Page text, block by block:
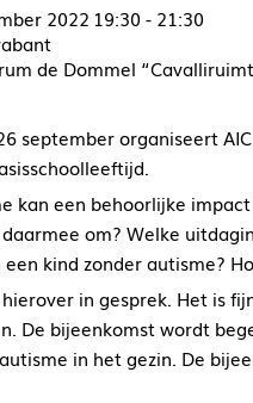
2022 19:30 - 21:30
de Dommel
september organiseert
kan een behoorlijke
om? Welke
kind zonder autisme?
in gesprek. Het is
De bijeenkomst wordt
in het gezin. De